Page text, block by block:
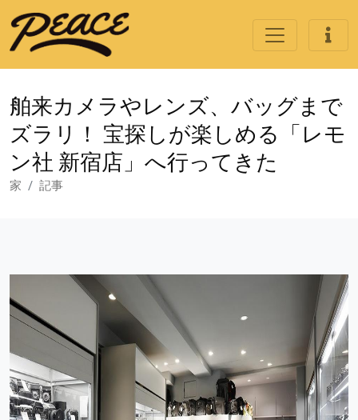
舶来カメラやレンズ、バッグまで
ズラリ！ 宝探しが楽しめる「レモ
ン社 新宿店」へ行ってきた
家 記事